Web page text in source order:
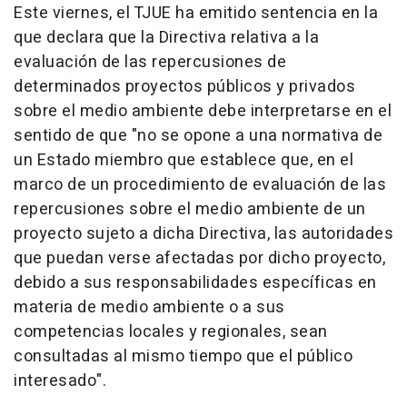
Este viernes, el TJUE ha emitido sentencia en la
que declara que la Directiva relativa a la
evaluación de las repercusiones de
determinados proyectos públicos y privados
sobre el medio ambiente debe interpretarse en el
sentido de que "no se opone a una normativa de
un Estado miembro que establece que, en el
marco de un procedimiento de evaluación de las
repercusiones sobre el medio ambiente de un
proyecto sujeto a dicha Directiva, las autoridades
que puedan verse afectadas por dicho proyecto,
debido a sus responsabilidades específicas en
materia de medio ambiente o a sus
competencias locales y regionales, sean
consultadas al mismo tiempo que el público
interesado".